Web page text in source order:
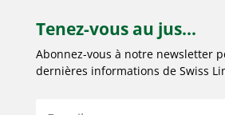
Tenez-vous au jus...
Abonnez-vous à notre newsletter
dernières informations de Swiss